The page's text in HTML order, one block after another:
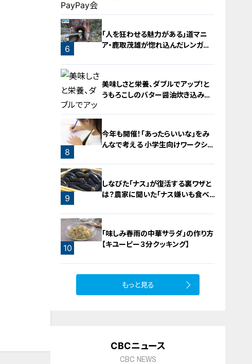
5
6
「人を狂わせる魅力がある」道マニ
ア・鹿取茂雄が惚れ込んだレンガの
7
美味しさと栄養、ダブルでアップ！と
うもろこしのバター醤油炊き込みご
8
今年も開催！「あったらいいな」をみ
んなで考える 小学生向けワークショ
9
しなびた「ナス」が復活する裏ワザと
は？農家に聞いた「ナス嫌いも食べ
10
「味しみ春雨の中華サラダ」の作り方
【キユーピー３分クッキング】
もっと見る
CBCニュース
CBC NEWS